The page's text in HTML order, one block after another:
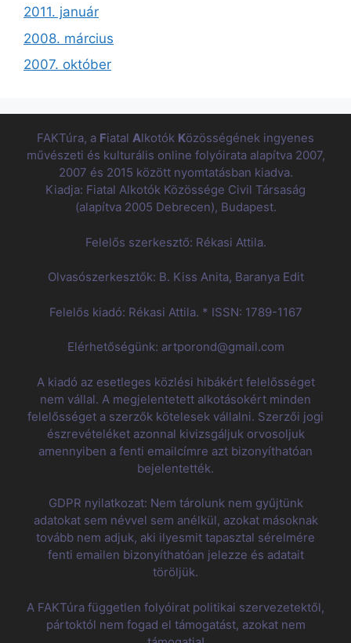
2011. január
2008. március
2007. október
FAKTúra, a Fiatal Alkotók Közösségének ingyenes
művészeti és kulturális online folyóirata alapítva 2007,
2007 és 2015 között nyomtatásban kiadva.
Kiadja: Fiatal Alkotók Közössége Civil Társaság
(alapítva 2005 Debrecen), Budapest.
Felelős szerkesztő: Rékasi Attila.
Olvasószerkesztők: B. Kiss Anita, Baranya Edit
Felelős kiadó: Rékasi Attila. * ISSN: 1789-1167
Elérhetőségünk: artporond@gmail.com
A kiadó az esetleges közlési hibákért felelősséget
nem vállal. A megjelentetett alkotásokért minden
felelősséget a szerzők kötelesek vállalni. Szerzői jogi
észrevételéket azonnal kivizsgáljuk orvosoljuk
amennyiben a fenti emailcímre azt bizonyíthatóan
bejelentették.
GDPR nyilatkozat: Nem tárolunk nem gyűjtünk
adatokat sem névvel sem anélkül, azokat másoknak
tovább nem adjuk, aki ilyesmit tapasztal sérelmére
fenti emailen bizonyíthatóan jelezze és adatait
töröljük.
A FAKTúra független folyóirat politikai szervezetektől,
pártoktól nem fogad el támogatást, azokat nem